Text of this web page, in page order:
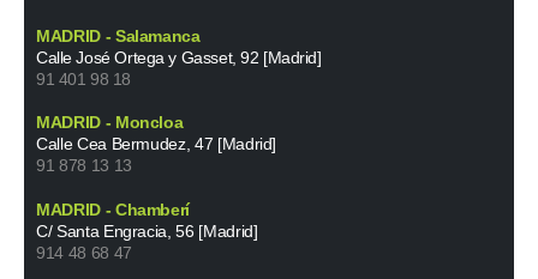
MADRID - Salamanca
Calle José Ortega y Gasset, 92 [Madrid]
91 401 98 18
MADRID - Moncloa
Calle Cea Bermudez, 47 [Madrid]
91 878 13 13
MADRID - Chamberí
C/ Santa Engracia, 56 [Madrid]
914 48 68 47